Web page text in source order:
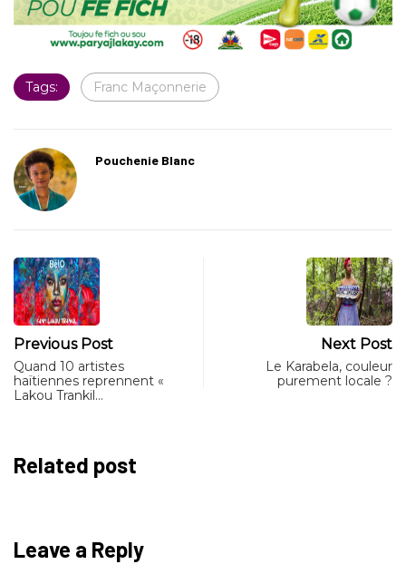
Tags: Franc Maçonnerie
Pouchenie Blanc
Previous Post
Quand 10 artistes
haïtiennes reprennent «
Lakou Trankil…
Next Post
Le Karabela, couleur
purement locale ?
Related post
Leave a Reply